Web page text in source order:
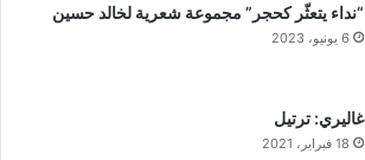
“نداء يتعثّر كحجر” مجموعة شعرية لخالد حسين
6 يونيو، 2023
غاليري: ترتيل
18 فبراير، 2021